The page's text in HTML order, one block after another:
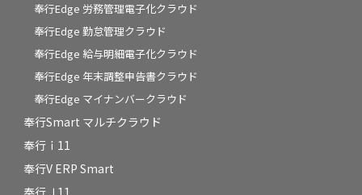
奉行Edge 労務管理電子化クラウド
奉行Edge 勤怠管理クラウド
奉行Edge 給与明細電子化クラウド
奉行Edge 年末調整申告書クラウド
奉行Edge マイナンバークラウド
奉行Smart マルチクラウド
奉行ｉ11
奉行V ERP Smart